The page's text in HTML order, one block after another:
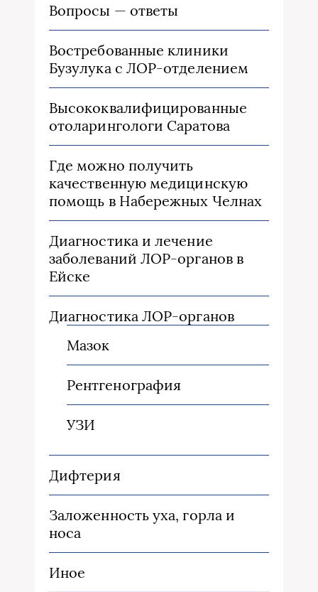
Вопросы — ответы
Востребованные клиники
Бузулука с ЛОР-отделением
Высококвалифицированные
отоларингологи Саратова
Где можно получить
качественную медицинскую
помощь в Набережных Челнах
Диагностика и лечение
заболеваний ЛОР-органов в
Ейске
Диагностика ЛОР-органов
Мазок
Рентгенография
УЗИ
Дифтерия
Заложенность уха, горла и
носа
Иное